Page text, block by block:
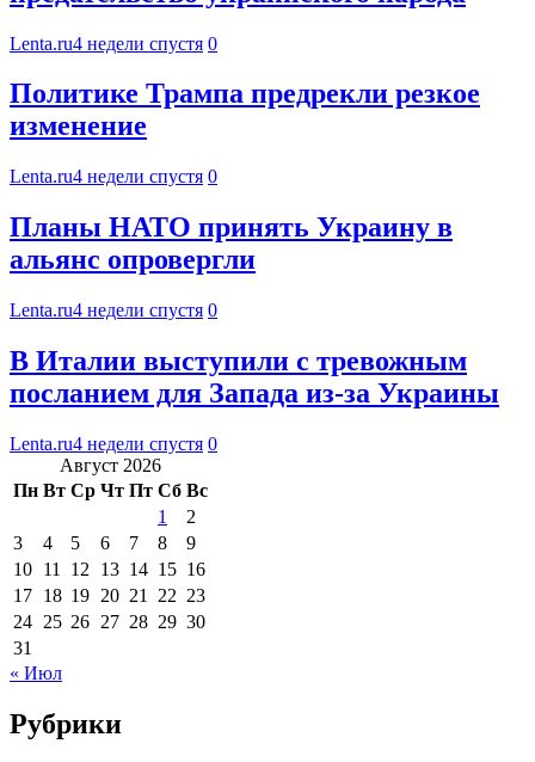
Lenta.ru4 недели спустя 0
Политике Трампа предрекли резкое
изменение
Lenta.ru4 недели спустя 0
Планы НАТО принять Украину в
альянс опровергли
Lenta.ru4 недели спустя 0
В Италии выступили с тревожным
посланием для Запада из-за Украины
Lenta.ru4 недели спустя 0
Август 2026
Пн Вт Ср Чт Пт Сб Вс
1
2
3
4 5 6 7 8
9
10 11 12 13 14 15 16
17 18 19 20 21 22 23
24 25 26 27 28 29 30
31
« Июл
Рубрики